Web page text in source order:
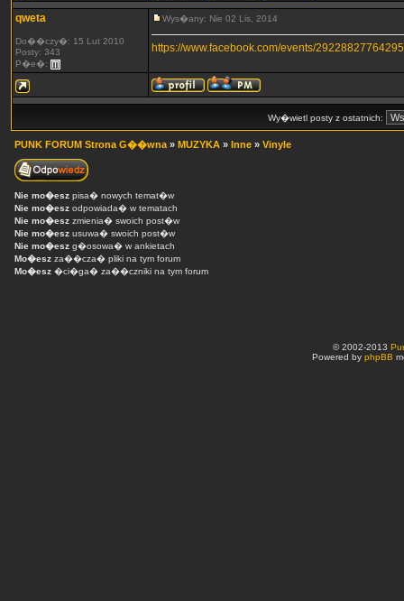
qweta
Do��czy�: 15 Lut 2010
Posty: 343
P�e�:
Wys�any: Nie 02 Lis, 2014
https://www.facebook.com/events/
Wy�wietl posty z ostatnich:
PUNK FORUM Strona G��wna » MUZYKA » Inne » Vinyle
Nie mo�esz pisa� nowych temat�w
Nie mo�esz odpowiada� w tematach
Nie mo�esz zmienia� swoich post�w
Nie mo�esz usuwa� swoich post�w
Nie mo�esz g�osowa� w ankietach
Mo�esz za��cza� pliki na tym forum
Mo�esz �ci�ga� za��czniki na tym forum
© 2002-2013
Powered by phpBB